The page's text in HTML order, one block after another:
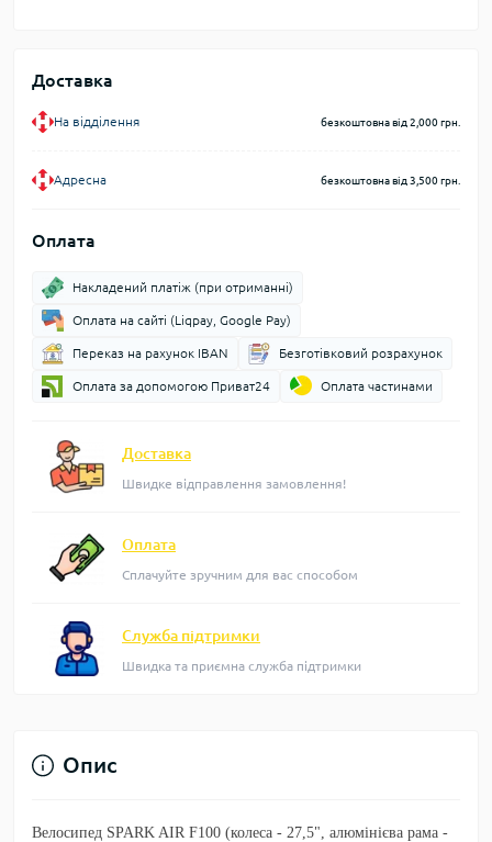
Доставка
На відділення безкоштовна від 2,000 грн.
Адресна безкоштовна від 3,500 грн.
Оплата
Накладений платіж (при отриманні)
Оплата на сайті (Liqpay, Google Pay)
Переказ на рахунок IBAN Безготівковий розрахунок
Оплата за допомогою Приват24 Оплата частинами
Доставка
Швидке відправлення замовлення!
Оплата
Сплачуйте зручним для вас способом
Служба підтримки
Швидка та приємна служба підтримки
Опис
Велосипед SPARK AIR F100 (колеса - 27,5", алюмінієва рама -